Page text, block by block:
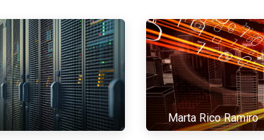
Marta Rico Ramiro